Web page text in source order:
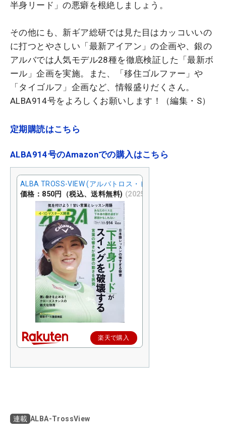
半身リード」の悪癖を根絶しましょう。
その他にも、新ギア総研では見た目はカッコいいの
に打つとやさしい「最新アイアン」の企画や、銀の
アルバでは人気モデル28種を徹底検証した「最新ボ
ール」企画を実施。また、「移住ゴルファー」や
「タイゴルフ」企画など、情報盛りだくさん。
ALBA914号をよろしくお願いします！（編集・S）
定期購読はこちら
ALBA914号のAmazonでの購入はこちら
ALBA TROSS-VIEW (アルバトロス・ビュー) 2025年 4/24号 [
価格：850円（税込、送料無料) (2025/4/9時点)
楽天で購入
連載 ALBA-TrossView